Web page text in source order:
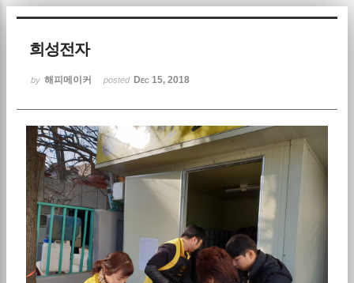
희성전자
by 해피메이커 posted Dec 15, 2018
Sketchbook5, 스케치북5
Sketchbook5, 스케치북5